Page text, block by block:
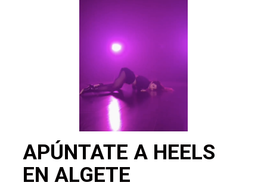
APÚNTATE A HEELS
EN ALGETE